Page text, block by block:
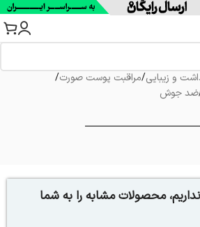
و زیبایی/مراقبت پوست صورت/
ضد جوش
محصولات مشابه را به شما